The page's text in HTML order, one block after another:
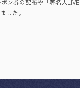
ン券の配布や「著名人LIVE
した。